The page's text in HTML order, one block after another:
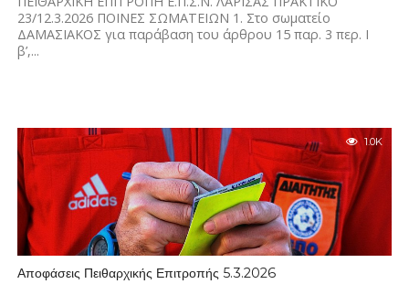
23/12.3.2026 ΠΟΙΝΕΣ ΣΩΜΑΤΕΙΩΝ 1. Στο σωματείο
ΔΑΜΑΣΙΑΚΟΣ για παράβαση του άρθρου 15 παρ. 3 περ. Ι
β’,...
1.0K
Αποφάσεις Πειθαρχικής Επιτροπής 5.3.2026